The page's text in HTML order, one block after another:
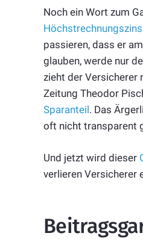
Noch ein Wort zum
Höchstrechnungszins
passieren, dass er
glauben, werde nur
zieht der Versicherer
Zeitung Theodor
Sparanteil. Das
oft nicht transparent
Und jetzt wird dieser
verlieren Versicherer